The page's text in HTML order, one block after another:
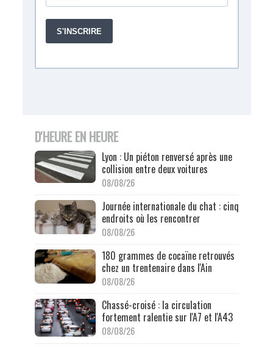
D'HEURE EN HEURE
Lyon : Un piéton renversé après une
collision entre deux voitures
08/08/26
Journée internationale du chat : cinq
endroits où les rencontrer
08/08/26
180 grammes de cocaïne retrouvés
chez un trentenaire dans l'Ain
08/08/26
Chassé-croisé : la circulation
fortement ralentie sur l'A7 et l'A43
08/08/26